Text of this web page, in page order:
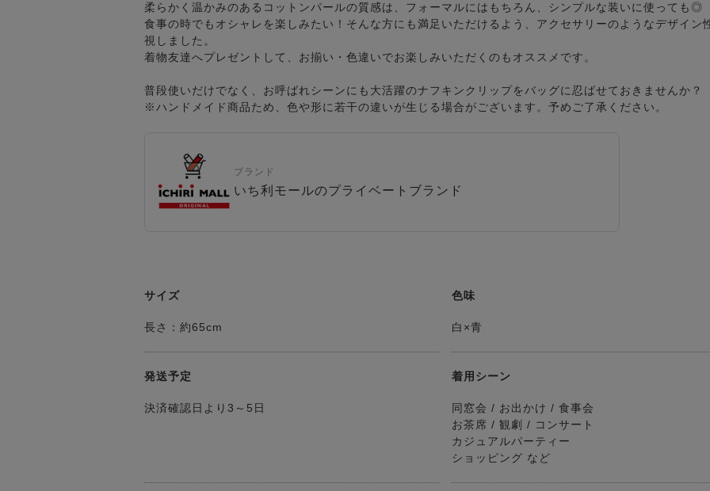
柔らかく温かみのあるコットンパールの質感は、フォーマルにはもちろん、シンプルな装いに使っても◎
食事の時でもオシャレを楽しみたい！そんな方にも満足いただけるよう、アクセサリーのようなデザイン
視しました。
着物友達へプレゼントして、お揃い・色違いでお楽しみいただくのもオススメです。
普段使いだけでなく、お呼ばれシーンにも大活躍のナフキンクリップをバッグに忍ばせておきませんか？
※ハンドメイド商品ため、色や形に若干の違いが生じる場合がございます。予めご了承ください。
ブランド
いち利モールのプライベートブランド
サイズ
長さ：約65cm
色味
白×青
発送予定
決済確認日より3～5日
着用シーン
同窓会 / お出かけ / 食事会
お茶席 / 観劇 / コンサート
カジュアルパーティー
ショッピング など